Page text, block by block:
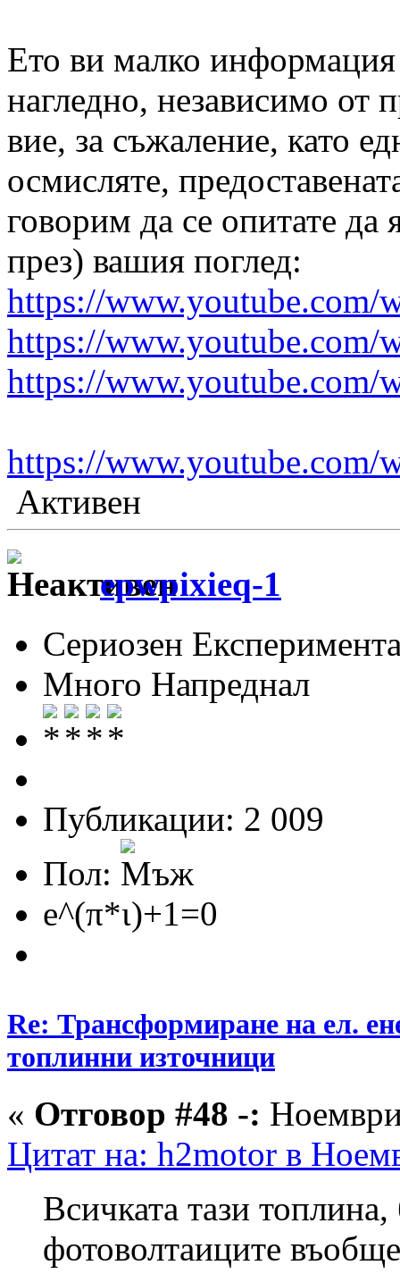
Ето ви малко
нагледно, независимо от
вие, за съжаление, като
осмисляте,
говорим да се опитате да
през) вашия поглед:
https://www.youtube.com/
https://www.youtube.com/
https://www.youtube.com/
https://www.youtube.com/
Активен
epwpixieq-1
Сериозен
Много Напреднал
Публикации: 2 009
Пол:
e^(π*ι)+1=0
Re: Трансформиране на ел.
топлинни източници
« Отговор #48 -:
Цитат на: h2motor в
Всичката тази
фотоволтаиците